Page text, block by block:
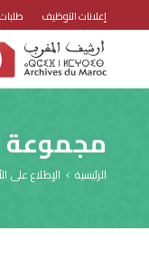
إعلانات التوظيف
مجموعة
الرئيسية الإطلاع على